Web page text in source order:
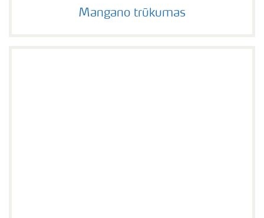
Mangano trūkumas
Mangano trūkumas